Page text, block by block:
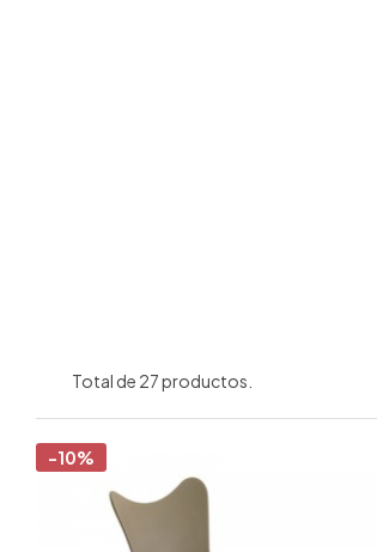
Total de 27 productos.
-10%